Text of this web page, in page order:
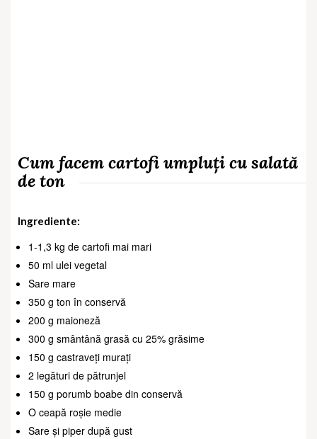
Cum facem cartofi umpluți cu salată
de ton
Ingrediente:
1-1,3 kg de cartofi mai mari
50 ml ulei vegetal
Sare mare
350 g ton în conservă
200 g maioneză
300 g smântână grasă cu 25% grăsime
150 g castraveți murați
2 legături de pătrunjel
150 g porumb boabe din conservă
O ceapă roșie medie
Sare și piper după gust